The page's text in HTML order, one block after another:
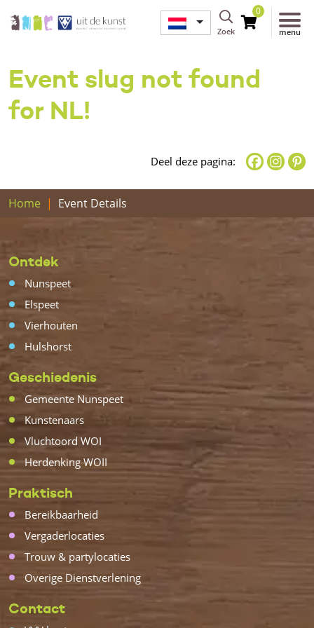
Zoek
0
menu
Event slug not found
for NL!
Deel deze pagina:
Home Event Details
Ontdek
Nunspeet
Elspeet
Vierhouten
Hulshorst
Geschiedenis
Gemeente Nunspeet
Kunstenaars
Vluchtoord WOI
Herdenking WOII
Praktisch
Bereikbaarheid
Vergaderlocaties
Trouw & partylocaties
Overige Dienstverlening
Contact